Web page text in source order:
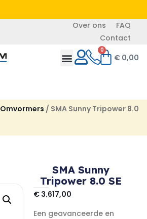
Over ons
FAQ
Contact
€ 0,00
0
Omvormers / SMA Sunny Tripower 8.0
SMA Sunny
Tripower 8.0 SE
€ 3.617,00
Een geavanceerde en